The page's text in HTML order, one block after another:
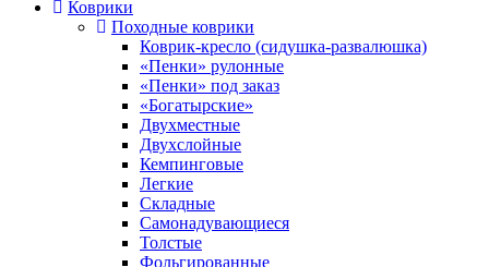
Коврики
Походные коврики
Коврик-кресло (сидушка-развалюшка)
«Пенки» рулонные
«Пенки» под заказ
«Богатырские»
Двухместные
Двухслойные
Кемпинговые
Легкие
Складные
Самонадувающиеся
Толстые
Фольгированные